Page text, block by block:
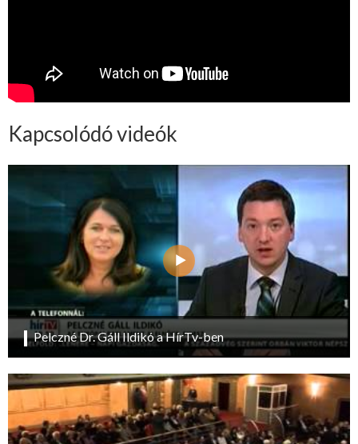
Kapcsolódó videók
Pelczné Dr. Gáll Ildikó a HírTv-ben